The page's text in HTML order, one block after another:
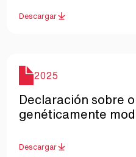
Descargar
Año
2025
Nombre
Declaración sobre
genéticamente
Descargar